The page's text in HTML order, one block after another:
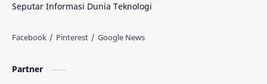
Seputar Informasi Dunia Teknologi
Partner